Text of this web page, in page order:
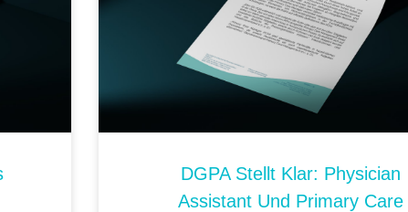
DGPA Stellt Klar: Physician
Assistant Und Primary Care